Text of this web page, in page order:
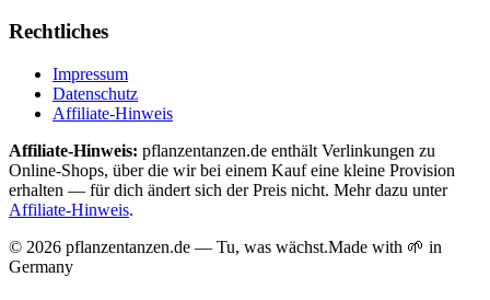
Rechtliches
Impressum
Datenschutz
Affiliate-Hinweis
Affiliate-Hinweis: pflanzentanzen.de enthält Verlinkungen zu
Online-Shops, über die wir bei einem Kauf eine kleine Provision
erhalten — für dich ändert sich der Preis nicht. Mehr dazu unter
Affiliate-Hinweis.
© 2026 pflanzentanzen.de — Tu, was wächst.Made with 🌱 in
Germany